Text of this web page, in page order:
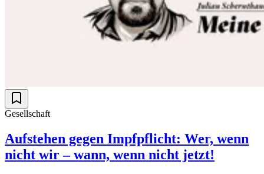
Gesellschaft
Aufstehen gegen Impfpflicht: Wer, wenn
nicht wir – wann, wenn nicht jetzt!